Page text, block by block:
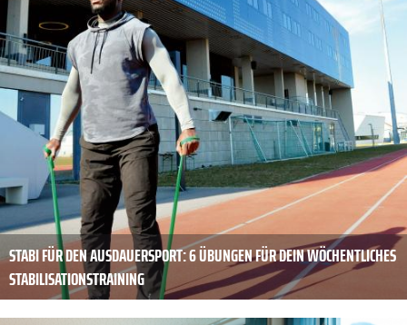
STABI FÜR DEN AUSDAUERSPORT: 6 ÜBUNGEN FÜR DEIN WÖCHENTLICHES
STABILISATIONSTRAINING